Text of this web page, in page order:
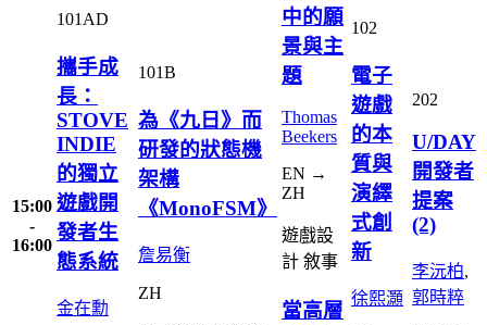
15:00
-
16:00
101AD
攜手成
長：
STOVE
INDIE
的獨立
遊戲開
發者生
態系統
金在勳
101B
為《九日》而
研發的狀態機
架構
《MonoFSM》
詹易衡
ZH
中的願
景與主
題
Thomas
Beekers
EN →
ZH
遊戲設
計 敘事
當高層
102
電子
遊戲
的本
質與
演繹
式創
新
徐熙灝
202
U/DAY
開發者
提案
(2)
李沅柏,
郭時粹